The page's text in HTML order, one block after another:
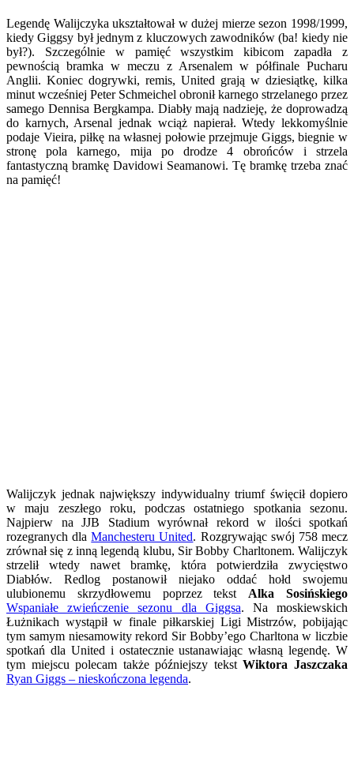
Legendę Walijczyka ukształtował w dużej mierze sezon 1998/1999,
kiedy Giggsy był jednym z kluczowych zawodników (ba! kiedy nie
był?). Szczególnie w pamięć wszystkim kibicom zapadła z
pewnością bramka w meczu z Arsenalem w półfinale Pucharu
Anglii. Koniec dogrywki, remis, United grają w dziesiątkę, kilka
minut wcześniej Peter Schmeichel obronił karnego strzelanego przez
samego Dennisa Bergkampa. Diabły mają nadzieję, że doprowadzą
do karnych, Arsenal jednak wciąż napierał. Wtedy lekkomyślnie
podaje Vieira, piłkę na własnej połowie przejmuje Giggs, biegnie w
stronę pola karnego, mija po drodze 4 obrońców i strzela
fantastyczną bramkę Davidowi Seamanowi. Tę bramkę trzeba znać
na pamięć!
Walijczyk jednak największy indywidualny triumf święcił dopiero
w maju zeszłego roku, podczas ostatniego spotkania sezonu.
Najpierw na JJB Stadium wyrównał rekord w ilości spotkań
rozegranych dlaManchesteru United. Rozgrywając swój 758 mecz
zrównał się z inną legendą klubu, Sir Bobby Charltonem. Walijczyk
strzelił wtedy nawet bramkę, która potwierdziła zwycięstwo
Diabłów. Redlog postanowił niejako oddać hołd swojemu
ulubionemu skrzydłowemu poprzez tekst Alka Sosińskiego
Wspaniałe zwieńczenie sezonu dla Giggsa. Na moskiewskich
Łużnikach wystąpił w finale piłkarskiej Ligi Mistrzów, pobijając
tym samym niesamowity rekord Sir Bobby’ego Charltona w liczbie
spotkań dla United i ostatecznie ustanawiając własną legendę. W
tym miejscu polecam także późniejszy tekstWiktora Jaszczaka
Ryan Giggs – nieskończona legenda.